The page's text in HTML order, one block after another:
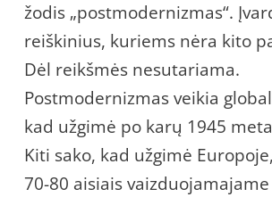
žodis „postmodernizmas“.
reiškinius, kuriems nėra kito
Dėl reikšmės nesutariama.
Postmodernizmas veikia
kad užgimė po karų 1945
Kiti sako, kad užgimė
70-80 aisiais